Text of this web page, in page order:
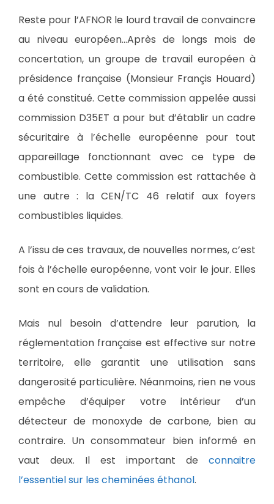
Reste pour l’AFNOR le lourd travail de convaincre
au niveau européen…Après de longs mois de
concertation, un groupe de travail européen à
présidence française (Monsieur Françis Houard)
a été constitué. Cette commission appelée aussi
commission D35ET a pour but d’établir un cadre
sécuritaire à l’échelle européenne pour tout
appareillage fonctionnant avec ce type de
combustible. Cette commission est rattachée à
une autre : la CEN/TC 46 relatif aux foyers
combustibles liquides.
A l’issu de ces travaux, de nouvelles normes, c’est
fois à l’échelle européenne, vont voir le jour. Elles
sont en cours de validation.
Mais nul besoin d’attendre leur parution, la
réglementation française est effective sur notre
territoire, elle garantit une utilisation sans
dangerosité particulière. Néanmoins, rien ne vous
empêche d’équiper votre intérieur d’un
détecteur de monoxyde de carbone, bien au
contraire. Un consommateur bien informé en
vaut deux. Il est important de connaitre
l’essentiel sur les cheminées éthanol.